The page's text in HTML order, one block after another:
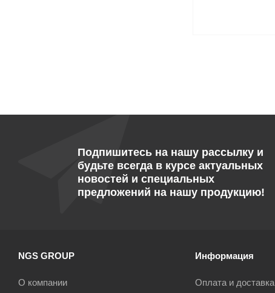
Подпишитесь на нашу рассылку и
будьте всегда в курсе актуальных
новостей и специальных
предложений на нашу продукцию!
NGS GROUP
О компании
Информация
Оплата и доставка